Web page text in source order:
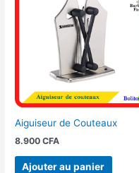
Aiguiseur de Couteaux
8.900CFA
Ajouter au panier